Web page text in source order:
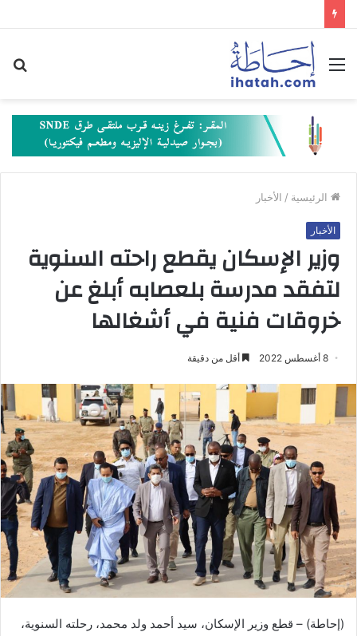
القائمة
الرئيسية / الأخبار
الأخبار
وزير الإسكان يقطع راحته السنوية
لتفقد مدرسة بلعصابه أبلغ عن
خروقات فنية في أشغالها
8 أغسطس 2022 أقل من دقيقة
(إحاطة) – قطع وزير الإسكان، سيد أحمد ولد محمد، رحلته السنوية،